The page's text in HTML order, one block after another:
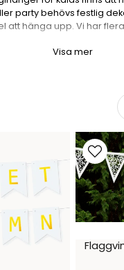
party behövs festlig
att hänga upp. Vi har
för en kalas vimpel och
Visa mer